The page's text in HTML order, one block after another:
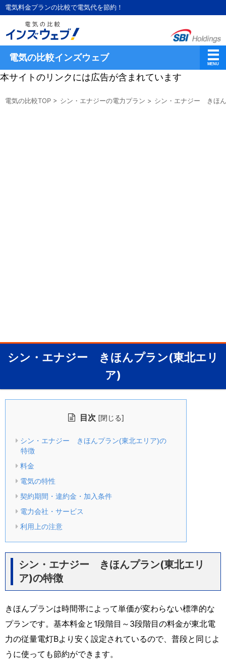
電気料金プランの比較で電気代を節約！
電気の比較インズウェブ
本サイトのリンクには広告が含まれています
電気の比較TOP > シン・エナジーの電力プラン > シン・エナジー きほ
シン・エナジー きほんプラン(東北エリ
ア)
目次 [閉じる]
シン・エナジー きほんプラン(東北エリア)の
特徴
料金
電気の特性
契約期間・違約金・加入条件
電力会社・サービス
利用上の注意
シン・エナジー きほんプラン(東北エリ
ア)の特徴
きほんプランは時間帯によって単価が変わらない標準的な
プランです。基本料金と1段階目～3段階目の料金が東北電
力の従量電灯Bより安く設定されているので、普段と同じよ
うに使っても節約ができます。